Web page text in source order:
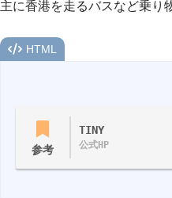
主に香港を走るバスなど乗り
HTML
参考
TINY
公式HP